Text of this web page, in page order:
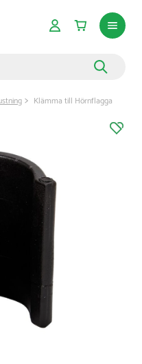
Klämma till Hörnflagga